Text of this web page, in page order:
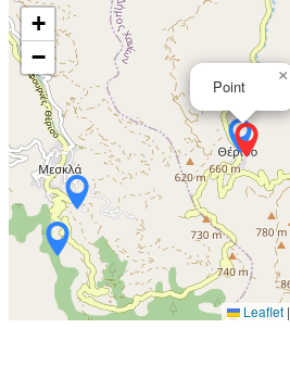
Point
×
+
−
Leaflet |